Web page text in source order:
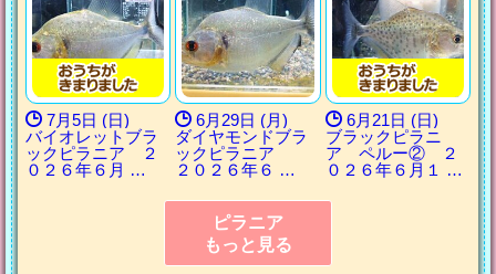
7月5日 (日)
バイオレットブラ
ックピラニア ２
０２６年６月 …
6月29日 (月)
ダイヤモンドブラ
ックピラニア
２０２６年６ …
6月21日 (日)
ブラックピラニ
ア ペルー② ２
０２６年６月１ …
ピラニア
もっと見る